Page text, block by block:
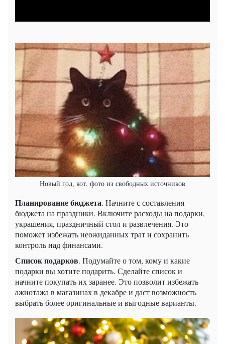
Новый год, кот, фото из свободных источников
Планирование бюджета. Начните с составления
бюджета на праздники. Включите расходы на подарки,
украшения, праздничный стол и развлечения. Это
поможет избежать неожиданных трат и сохранить
контроль над финансами.
Список подарков. Подумайте о том, кому и какие
подарки вы хотите подарить. Сделайте список и
начните покупать их заранее. Это позволит избежать
ажиотажа в магазинах в декабре и даст возможность
выбрать более оригинальные и выгодные варианты.